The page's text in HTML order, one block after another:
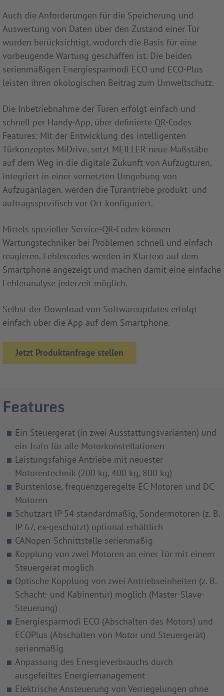
Auch die Anforderungen für die Speicherung und
Auswertung von Daten über den Zustand einer Tür
wurden berücksichtigt, wodurch die Basis für eine
vorbeugende Wartung geschaffen ist. Die beiden
serienmäßigen Energiesparmodi ECO und ECO-Plus
leisten ihren ökologischen Beitrag zum Umweltschutz.
Die Inbetriebnahme der Türen erfolgt einfach und
schnell per Handy-App, über definierte QR-Codes
Features: Mit der Entwicklung des intelligenten
Türkonzeptes MiDrive, setzt MEILLER neue Maßstäbe
auf dem Weg in die digitale Zukunft von Aufzugtüren,
integriert in einer vernetzten Umgebung von
Aufzuganlagen. werden die Türantriebe produkt- und
auftragsspezifisch vor Ort konfiguriert.
Mittels spezieller Service-QR-Codes können
Wartungstechniker bei Problemen schnell und einfach
reagieren. Fehlercodes werden in Klartext auf dem
Smartphone angezeigt und machen damit eine einfache
Fehleranalyse jederzeit möglich.
Selbst der Download von Softwareupdates erfolgt
einfach über die App auf dem Smartphone.
Jetzt Produktanfrage stellen
Features
Ein Steuergerät (in zwei Ausstattungsvarianten) und
ein Trafo für alle Motorkonstellationen
Leistungsfähige Antriebe mit neuester
Motorentechnik (200 kg, 400 kg, 800 kg)
Bürstenlose, frequenzgeregelte EC-Motoren und DC-
Motoren
Schutzart IP 54 standardmäßig, Sondermotoren (z. B.
IP 67, ex-geschützt) optional erhältlich
CANopen-Schnittstelle serienmäßig
Kopplung von zwei Motoren an einer Tür mit einem
Steuergerät möglich
Optische Kopplung von zwei Antriebseinheiten (z. B.
Schacht- und Kabinentür) möglich (Master-Slave-
Steuerung)
Energiesparmodi ECO (Abschalten des Motors) und
ECOPlus (Abschalten von Motor und Steuergerät)
serienmäßig
Anpassung des Energieverbrauchs durch
ausgefeiltes Energiemanagement
Elektrische Ansteuerung von Verriegelungen ohne